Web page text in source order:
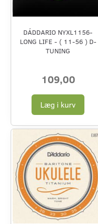
DÁDDARIO NYXL1156-
LONG LIFE - ( 11-56 ) D-
TUNING
109,00
Læg i kurv